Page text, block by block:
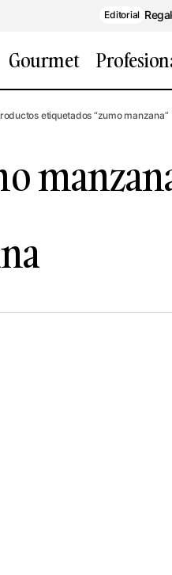
Editorial
Gourmet
etiquetados “zumo manzana”